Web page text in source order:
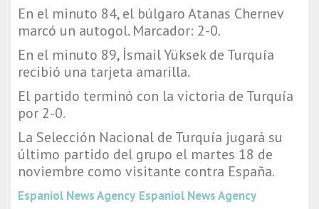
En el minuto 84, el búlgaro Atanas Chernev
marcó un autogol. Marcador: 2-0.
En el minuto 89, İsmail Yüksek de Turquía
recibió una tarjeta amarilla.
El partido terminó con la victoria de Turquía
por 2-0.
La Selección Nacional de Turquía jugará su
último partido del grupo el martes 18 de
noviembre como visitante contra España.
Espaniol News Agency Espaniol News Agency